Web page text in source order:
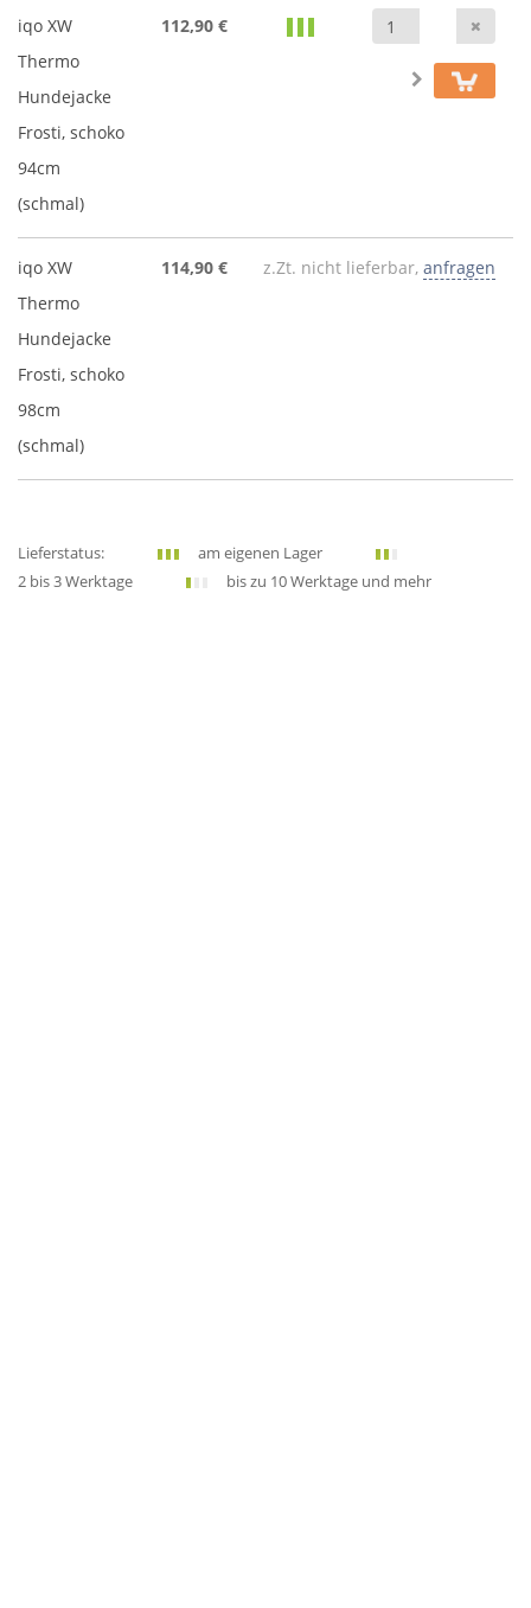
iqo XW
Thermo
Hundejacke
Frosti, schoko
94cm
(schmal)
112,90 €
iqo XW
Thermo
Hundejacke
Frosti, schoko
98cm
(schmal)
114,90 € z.Zt. nicht lieferbar, anfragen
Lieferstatus:
am eigenen Lager
2 bis 3 Werktage
bis zu 10 Werktage und mehr